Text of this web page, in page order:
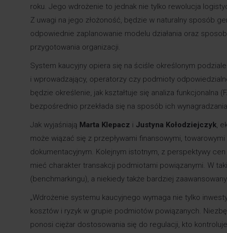
roku. Jego wdrożenie to jednak nie tylko rewolucja
Z uwagi na jego złożoność, będzie w naturalny sposób
odpowiednie zaplanowanie modelu działania oraz
przygotowania organizacji.
System kaucyjny opiera się na ściśle określonym
i wprowadzający, operatorzy czy podmioty
będzie określenie, jak kształtuje się analiza funkcjonalna
bezpośrednio przekłada się na sposób ich
Jak wyjaśniają Marta Klepacz i Justyna Kołodziejczyk,
może wiązać się z przepływami finansowymi,
dokumentacyjnym. Kolejnym istotnym, z perspektywy
mieć charakter transakcji podmiotami powiązanymi. W
(benchmarkingu), a niekiedy także bardziej
„Wdrożenie systemu kaucyjnego wymaga nie tylko
kosztów i ryzyk w grupie podmiotów powiązanych.
ponosi ciężar dostosowania się do regulacji, kto